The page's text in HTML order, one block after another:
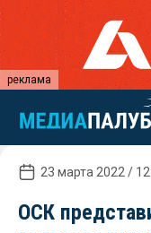
реклама
23 марта 2022 /
ОСК